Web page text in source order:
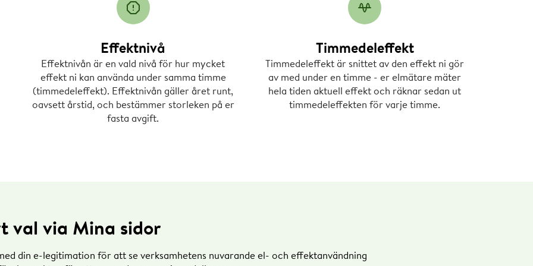
kW
kW
/ 3=3,9 kW x 0 kr
= 0 kr
effektavgift 1200,96 kr, eftersom det bara är högpristimmarna som räknas.
heldagar** och röda dagar*** samt alla dagar mellan 20:00–07:00
Effektnivå
Effektnivån är en vald nivå för hur mycket
effekt ni kan använda under samma timme
(timmedeleffekt). Effektnivån gäller året runt,
oavsett årstid, och bestämmer storleken på er
fasta avgift.
Timmedeleffekt
Timmedeleffekt är snittet av den effekt ni gör
av med under en timme - er elmätare mäter
hela tiden aktuell effekt och räknar sedan ut
timmedeleffekten för varje timme.
val via Mina sidor
din e-legitimation för att se verksamhetens nuvarande el- och effektanvändning